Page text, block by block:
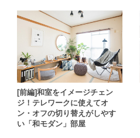
[前編]和室をイメージチェン
ジ！テレワークに使えてオ
ン・オフの切り替えがしやす
い「和モダン」部屋